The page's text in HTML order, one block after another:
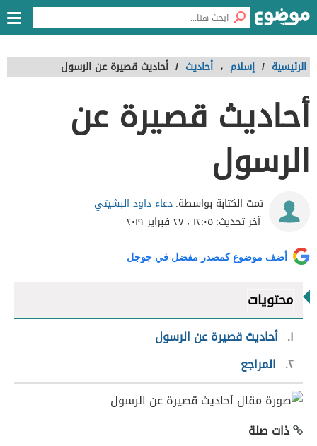
الرئيسية / إسلام ، أحاديث / أحاديث قصيرة عن الرسول
أحاديث قصيرة عن
الرسول
تمت الكتابة بواسطة:دعاء داود البشيتي
آخر تحديث:١٢:٠٥ ، ٢٧ فبراير ٢٠١٩
أضف موضوع كمصدر مفضل في جوجل
محتويات
١ أحاديث قصيرة عن الرسول
٢ المراجع
ذات صلة